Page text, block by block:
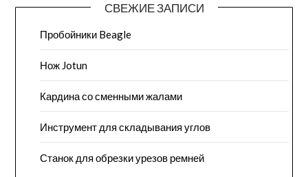
СВЕЖИЕ ЗАПИСИ
Пробойники Beagle
Нож Jotun
Кардина со сменными жалами
Инструмент для складывания углов
Станок для обрезки урезов ремней